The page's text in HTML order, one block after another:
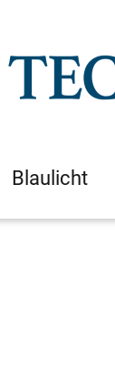
Blaulicht